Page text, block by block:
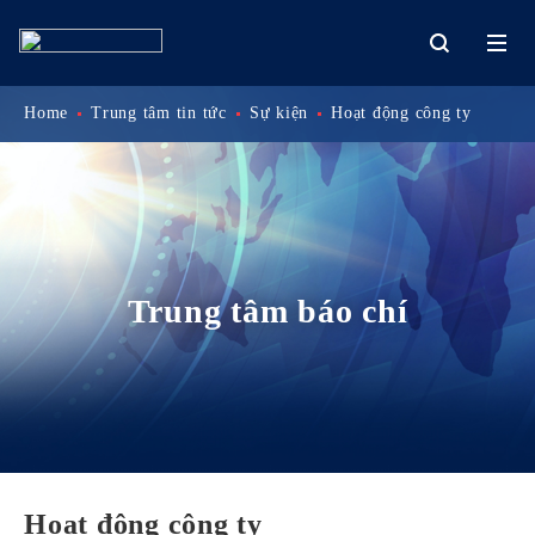
Trung tâm báo chí
Home Trung tâm tin tức Sự kiện Hoạt động công ty
Hoạt động công ty